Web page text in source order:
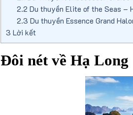
2.2 Du thuyền Elite of the Seas –
2.3 Du thuyền Essence Grand
3 Lời kết
Đôi nét về Hạ Long